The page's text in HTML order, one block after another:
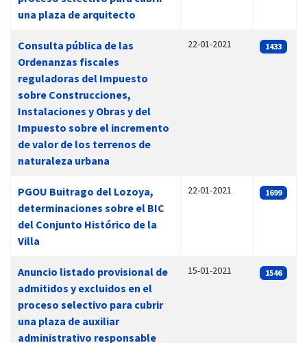
una plaza de arquitecto
Consulta pública de las
Ordenanzas fiscales
reguladoras del Impuesto
sobre Construcciones,
Instalaciones y Obras y del
Impuesto sobre el incremento
de valor de los terrenos de
naturaleza urbana
22-01-2021 1433
PGOU Buitrago del Lozoya,
determinaciones sobre el BIC
del Conjunto Histórico de la
Villa
22-01-2021 1699
Anuncio listado provisional de
admitidos y excluidos en el
proceso selectivo para cubrir
una plaza de auxiliar
administrativo responsable
15-01-2021 1546